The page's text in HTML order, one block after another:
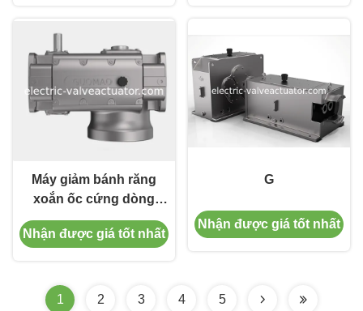
Máy giảm bánh răng
xoắn ốc cứng dòng
Guomao ZLYJ cho máy
ép nhựa
Nhận được giá tốt nhất
G
Nhận được giá tốt nhất
1 2 3 4 5